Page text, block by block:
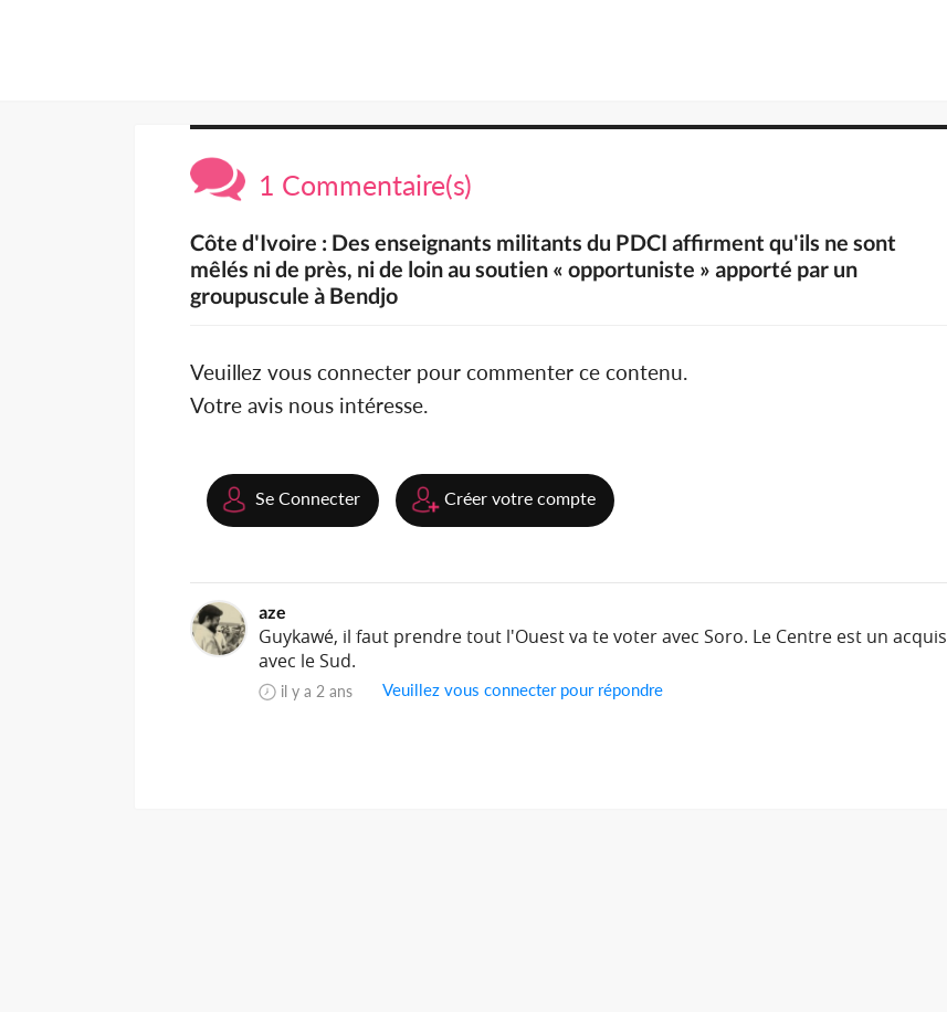
1 Commentaire(s)
Côte d'Ivoire : Des enseignants militants du PDCI affirment qu'ils ne sont
mêlés ni de près, ni de loin au soutien « opportuniste » apporté par un
groupuscule à Bendjo
Veuillez vous connecter pour commenter ce contenu.
Votre avis nous intéresse.
Se Connecter Créer votre compte
aze
Guykawé, il faut prendre tout l'Ouest va te voter avec Soro. Le Centre est un acquis
avec le Sud.
il y a 2 ans Veuillez vous connecter pour répondre